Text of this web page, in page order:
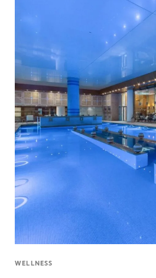
WELLNESS